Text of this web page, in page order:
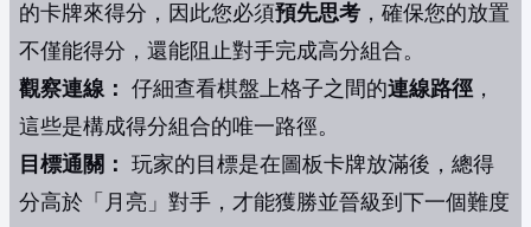
的卡牌來得分，因此您必須預先思考 ，確保您的放置
不僅能得分，還能阻止對手完成高分組合。
觀察連線： 仔細查看棋盤上格子之間的連線路徑 ，
這些是構成得分組合的唯一路徑。
目標通關： 玩家的目標是在圖板卡牌放滿後，總得
分高於「月亮」對手，才能獲勝並晉級到下一個難度